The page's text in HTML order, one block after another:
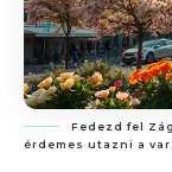
Fedezd fel
érdemes utazni a